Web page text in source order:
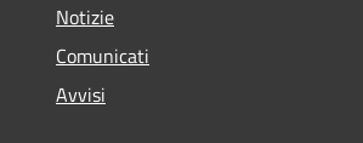
Notizie
Comunicati
Avvisi